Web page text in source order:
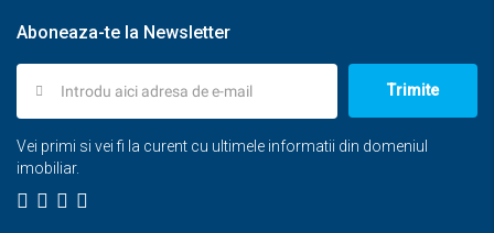
Aboneaza-te la Newsletter
Trimite
Vei primi si vei fi la curent cu ultimele informatii din domeniul
imobiliar.